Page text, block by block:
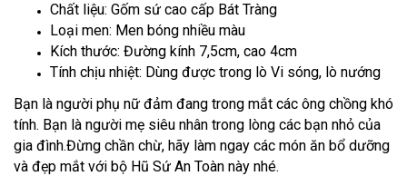
Chất liệu: Gốm sứ cao cấp Bát Tràng
Loại men: Men bóng nhiều màu
Kích thước: Đường kính 7,5cm, cao 4cm
Tính chịu nhiệt: Dùng được trong lò Vi sóng, lò nướng
Bạn là người phụ nữ đảm đang trong mắt các ông chồng khó
tính. Bạn là người mẹ siêu nhân trong lòng các bạn nhỏ của
gia đình.Đừng chần chừ, hãy làm ngay các món ăn bổ dưỡng
và đẹp mắt với bộ Hũ Sứ An Toàn này nhé.